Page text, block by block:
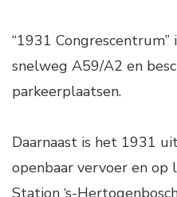
“1931
snelweg A59/A2 en
parkeerplaatsen.
Daarnaast is het 1931
openbaar vervoer en op
Station ‘s-